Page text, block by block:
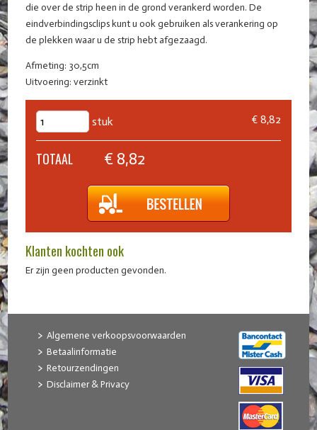
die over de strip heen in de grond verankerd worden. De
eindverbindingsclips kunt u ook gebruiken als verankering op
de plekken waar u de strip hebt afgezaagd.
Afmeting: 30,5cm
Uitvoering: verzinkt
stuk € 8,82
TOTAAL € 8,82
Klanten kochten ook
Er zijn geen producten gevonden.
Algemene verkoopsvoorwaarden
Betaalinformatie
Retourzendingen
Disclaimer & Privacy